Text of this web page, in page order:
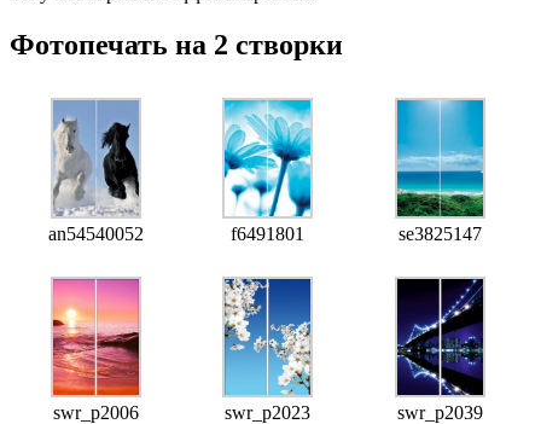
Фотопечать на 2 створки
an54540052 f6491801 se3825147
swr_p2006 swr_p2023 swr_p2039